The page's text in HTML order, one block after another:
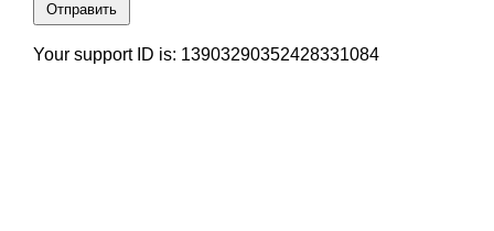
Отправить
Your support ID is: 13903290352428331084